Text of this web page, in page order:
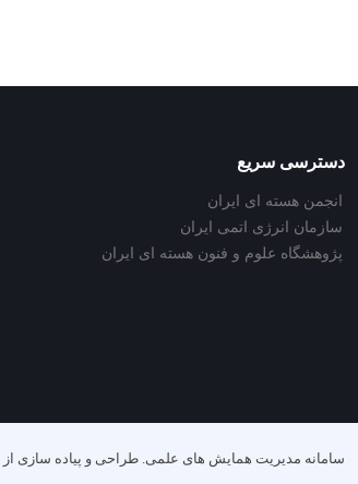
دسترسی سریع
انجمن هسته ای ایران
سازمان انرژی اتمی ایران
پژوهشگاه علوم و فنون هسته ای ایران
سامانه مدیریت همایش های علمی. طراحی و پیاده سازی از